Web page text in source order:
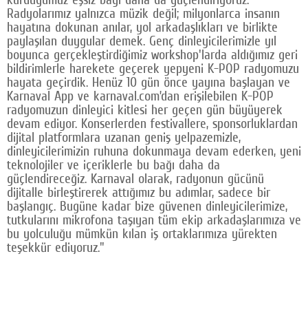
Radyolarımız yalnızca müzik değil; milyonlarca insanın
hayatına dokunan anılar, yol arkadaşlıkları ve birlikte
paylaşılan duygular demek. Genç dinleyicilerimizle yıl
boyunca gerçekleştirdiğimiz workshop'larda aldığımız geri
bildirimlerle harekete geçerek yepyeni K-POP radyomuzu
hayata geçirdik. Henüz 10 gün önce yayına başlayan ve
Karnaval App ve karnaval.com’dan erişilebilen K-POP
radyomuzun dinleyici kitlesi her geçen gün büyüyerek
devam ediyor. Konserlerden festivallere, sponsorluklardan
dijital platformlara uzanan geniş yelpazemizle,
dinleyicilerimizin ruhuna dokunmaya devam ederken, yeni
teknolojiler ve içeriklerle bu bağı daha da
güçlendireceğiz. Karnaval olarak, radyonun gücünü
dijitalle birleştirerek attığımız bu adımlar, sadece bir
başlangıç. Bugüne kadar bize güvenen dinleyicilerimize,
tutkularını mikrofona taşıyan tüm ekip arkadaşlarımıza ve
bu yolculuğu mümkün kılan iş ortaklarımıza yürekten
teşekkür ediyoruz."